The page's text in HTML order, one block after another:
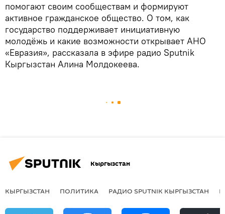
помогают своим сообществам и формируют
активное гражданское общество. О том, как
государство поддерживает инициативную
молодёжь и какие возможности открывает АНО
«Евразия», рассказала в эфире радио Sputnik
Кыргызстан Алина Молдокеева.
Кыргызстан
КЫРГЫЗСТАН ПОЛИТИКА РАДИО SPUTNIK КЫРГЫЗСТАН